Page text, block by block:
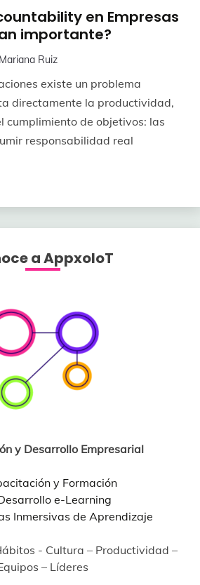
en Empresas
importante?
Mariana Ruiz
existe un problema
directamente la productividad,
cumplimiento de objetivos: las
responsabilidad real
a AppxoloT
y Desarrollo Empresarial
y Formación
e-Learning
Inmersivas de Aprendizaje
- Cultura – Productividad –
– Líderes